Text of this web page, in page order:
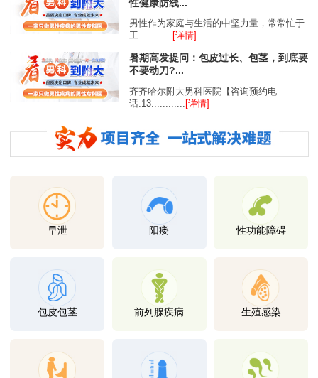
性健康防线...
男性作为家庭与生活的中坚力量，常常忙于
工............ [详情]
暑期高发提问：包皮过长、包茎，到底要
不要动刀?...
齐齐哈尔附大男科医院【咨询预约电
话:13............
[详情]
早泄 阳痿 性功能障碍
包皮包茎 前列腺疾病 生殖感染